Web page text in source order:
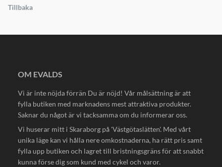
Tillbaka
OM EVALDS
Vi är inte nöjda förrän Du är nöjd! Vår målsättning är att
fylla butiken med marknadens mest attraktiva produkter.
Saknar du något är vi tacksamma om du informerar oss.
Vi huserar mitt i Skaraborg på 'Västgötaslätten'. Med vårt
unika läge kan vi hålla nere omkostnaderna, ha rätt pris samt
fylla upp butiken och lagret till bristningsgräns för att snabbt
kunna förse dig som kund med cykel och varor.